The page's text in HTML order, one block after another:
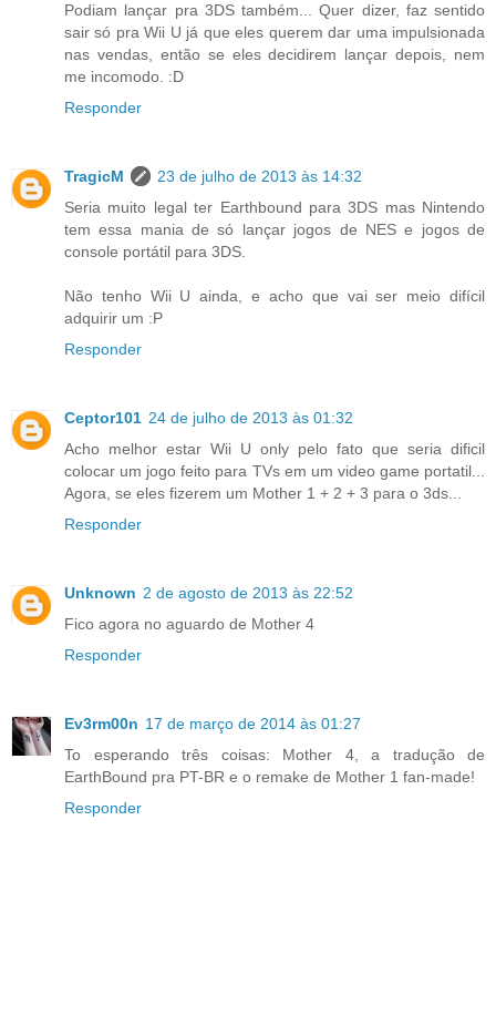
Podiam lançar pra 3DS também... Quer dizer, faz sentido
sair só pra Wii U já que eles querem dar uma impulsionada
nas vendas, então se eles decidirem lançar depois, nem
me incomodo. :D
Responder
TragicM
23 de julho de 2013 às 14:32
Seria muito legal ter Earthbound para 3DS mas Nintendo
tem essa mania de só lançar jogos de NES e jogos de
console portátil para 3DS.
Não tenho Wii U ainda, e acho que vai ser meio difícil
adquirir um :P
Responder
Ceptor101 24 de julho de 2013 às 01:32
Acho melhor estar Wii U only pelo fato que seria dificil
colocar um jogo feito para TVs em um video game portatil...
Agora, se eles fizerem um Mother 1 + 2 + 3 para o 3ds...
Responder
Unknown 2 de agosto de 2013 às 22:52
Fico agora no aguardo de Mother 4
Responder
Ev3rm00n 17 de março de 2014 às 01:27
To esperando três coisas: Mother 4, a tradução de
EarthBound pra PT-BR e o remake de Mother 1 fan-made!
Responder